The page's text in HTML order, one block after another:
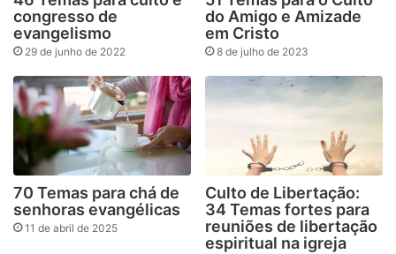
congresso de
evangelismo
29 de junho de 2022
do Amigo e Amizade
em Cristo
8 de julho de 2023
70 Temas para chá de
senhoras evangélicas
11 de abril de 2025
Culto de Libertação:
34 Temas fortes para
reuniões de libertação
espiritual na igreja